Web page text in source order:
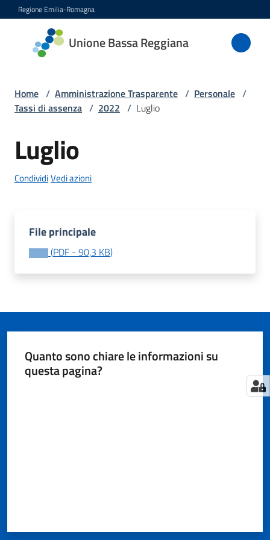
Vai al contenuto
Vai alla navigazione
Vai al footer
Regione Emilia-Romagna
Unione Bassa Reggiana
Unione
Bassa
Menu selezionato
Novità
Vivere
gli
Home / Amministrazione Trasparente / Personale /
Tassi di assenza / 2022 / Luglio
Luglio
CondividiVedi azioni
File principale
(PDF - 90,3 KB)
Quanto sono chiare le informazioni su
questa pagina?